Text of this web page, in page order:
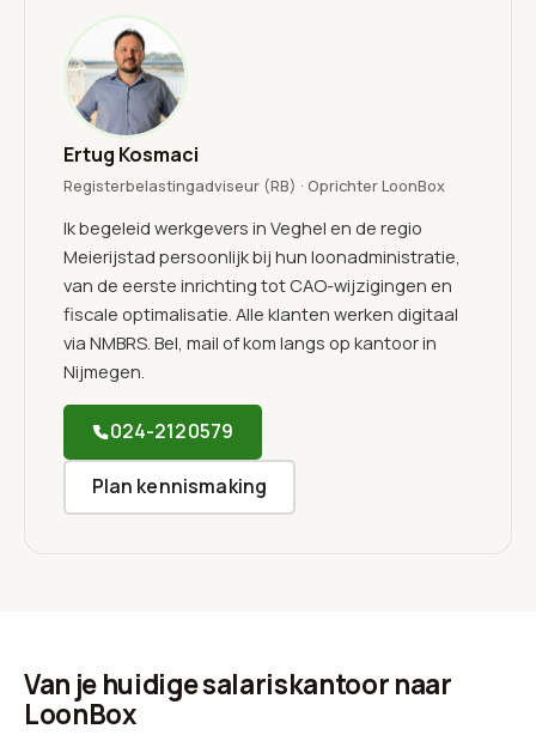
Ertug Kosmaci
Registerbelastingadviseur (RB) · Oprichter LoonBox
Ik begeleid werkgevers in Veghel en de regio
Meierijstad persoonlijk bij hun loonadministratie,
van de eerste inrichting tot CAO-wijzigingen en
fiscale optimalisatie. Alle klanten werken digitaal
via NMBRS. Bel, mail of kom langs op kantoor in
Nijmegen.
024-2120579
Plan kennismaking
Van je huidige salariskantoor naar
LoonBox